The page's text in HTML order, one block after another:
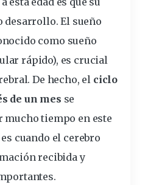
desarrollo. El sueño
como sueño
rápido), es crucial
De hecho, el ciclo
de un mes se
mucho tiempo en este
cuando el cerebro
recibida y